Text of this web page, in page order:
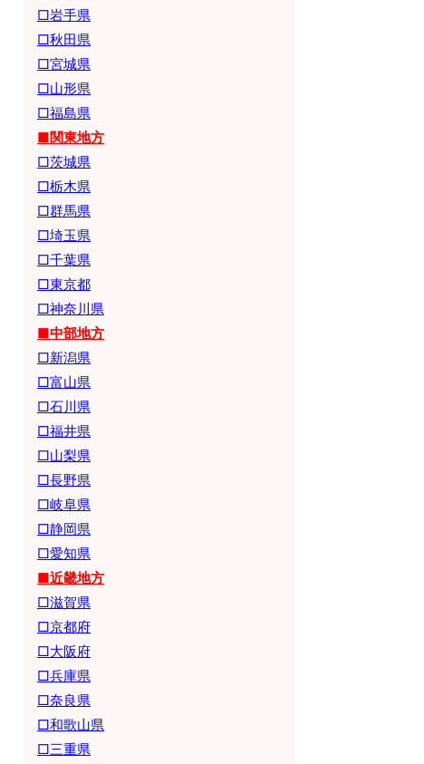
□岩手県
□秋田県
□宮城県
□山形県
□福島県
■関東地方
□茨城県
□栃木県
□群馬県
□埼玉県
□千葉県
□東京都
□神奈川県
■中部地方
□新潟県
□富山県
□石川県
□福井県
□山梨県
□長野県
□岐阜県
□静岡県
□愛知県
■近畿地方
□滋賀県
□京都府
□大阪府
□兵庫県
□奈良県
□和歌山県
□三重県